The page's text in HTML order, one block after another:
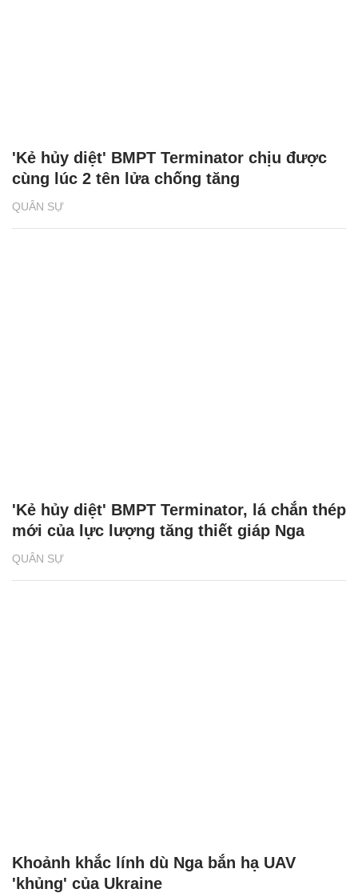
QUÂN SỰ
'Kẻ hủy diệt' BMPT Terminator chịu được
cùng lúc 2 tên lửa chống tăng
QUÂN SỰ
'Kẻ hủy diệt' BMPT Terminator, lá chắn thép
mới của lực lượng tăng thiết giáp Nga
Khoảnh khắc lính dù Nga bắn hạ UAV
'khủng' của Ukraine